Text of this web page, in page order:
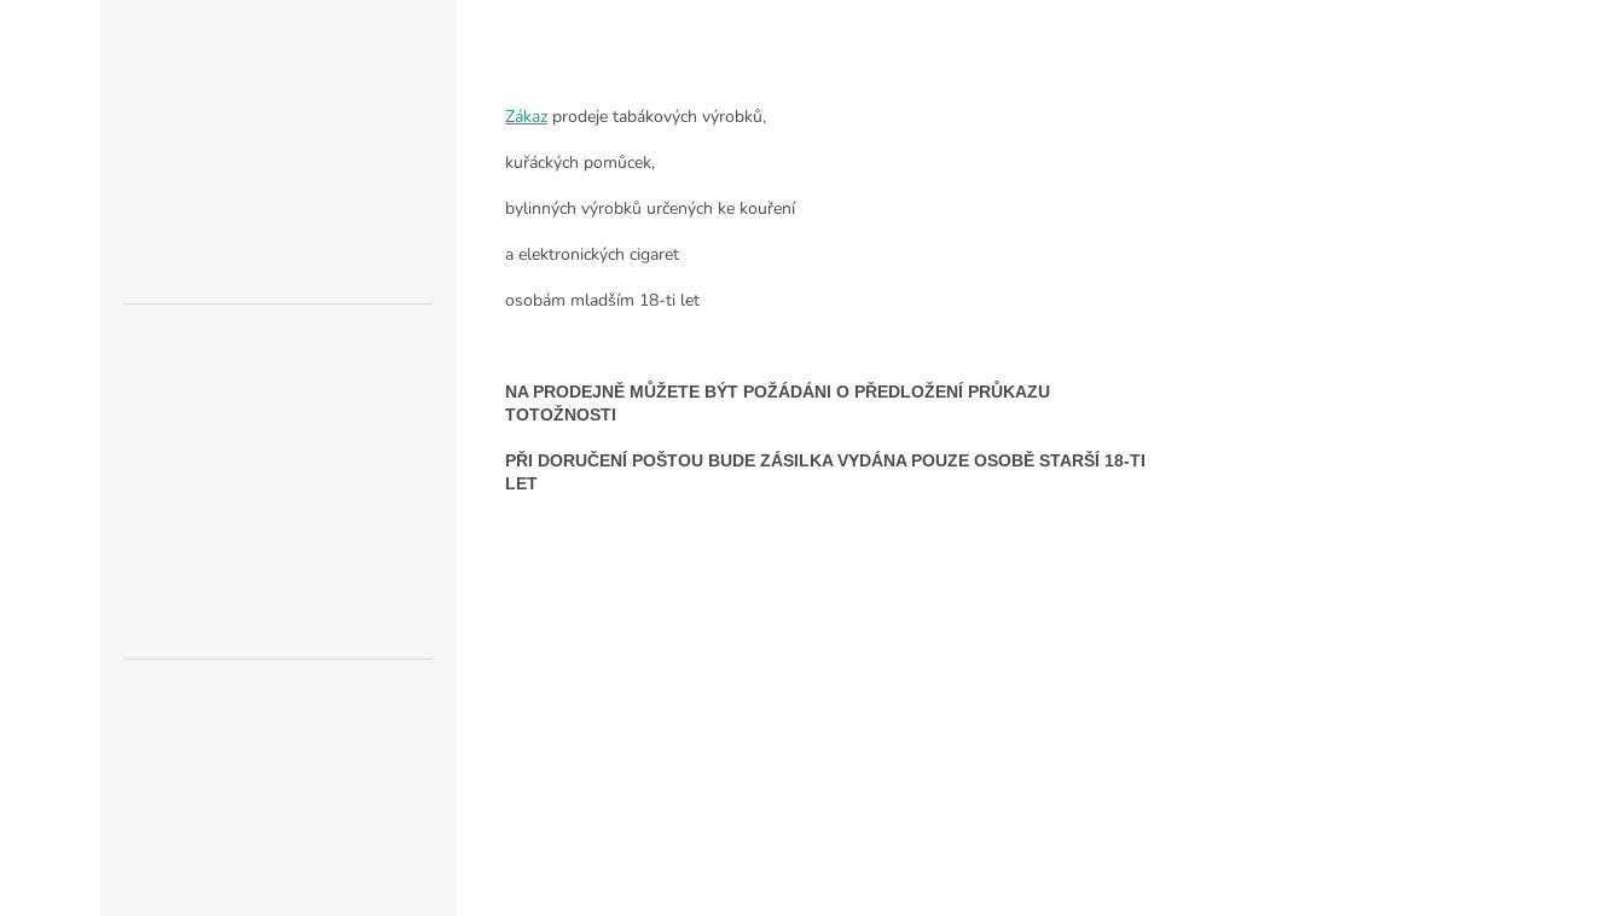
Zákaz prodeje tabákových výrobků,
kuřáckých pomůcek,
bylinných výrobků určených ke kouření
a elektronických cigaret
osobám mladším 18-ti let
NA PRODEJNĚ MŮŽETE BÝT POŽÁDÁNI O PŘEDLOŽENÍ PRŮKAZU
TOTOŽNOSTI
PŘI DORUČENÍ POŠTOU BUDE ZÁSILKA VYDÁNA POUZE OSOBĚ STARŠÍ 18-TI
LET